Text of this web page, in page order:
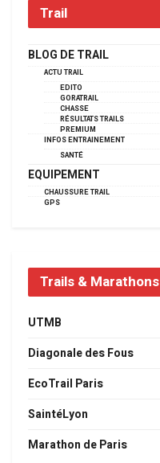
Trail
BLOG DE TRAIL
ACTU TRAIL
EDITO
GORATRAIL
CHASSE
RÉSULTATS TRAILS
PREMIUM
INFOS ENTRAINEMENT
SANTÉ
EQUIPEMENT
CHAUSSURE TRAIL
GPS
Trails & Marathons
UTMB
Diagonale des Fous
EcoTrail Paris
SaintéLyon
Marathon de Paris